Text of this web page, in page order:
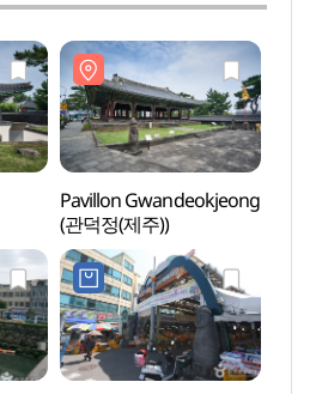
Pavillon Gwandeokjeong
(관덕정(제주))